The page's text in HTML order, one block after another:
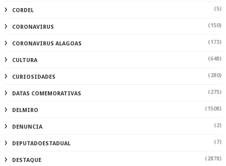
CORDEL (5)
CORONAVIRUS (150)
CORONAVIRUS ALAGOAS (173)
CULTURA (648)
CURIOSIDADES (280)
DATAS COMEMORATIVAS (275)
DELMIRO (1508)
DENUNCIA (2)
DEPUTADOESTADUAL (7)
DESTAQUE (2878)